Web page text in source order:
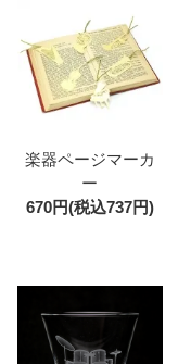
楽器ページマーカ
ー
670円(税込737円)